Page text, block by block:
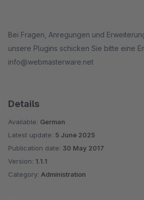
Bei Fragen, Anregungen und
unsere Plugins schicken Sie bitte eine
info@webmasterware.net
Details
Available: German
Latest update: 5 June 2025
Publication date: 30 May 2017
Version: 1.1.1
Category: Administration